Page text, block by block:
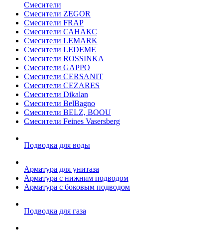
Смесители
Смесители ZEGOR
Смесители FRAP
Смесители САНАКС
Смесители LEMARK
Смесители LEDEME
Смесители ROSSINKA
Смесители GAPPO
Смесители CERSANIT
Смесители CEZARES
Смесители Dikalan
Смесители BelBagno
Смесители BELZ, BOOU
Смесители Feines Vasersberg
Подводка для воды
Арматура для унитаза
Арматура с нижним подводом
Арматура с боковым подводом
Подводка для газа